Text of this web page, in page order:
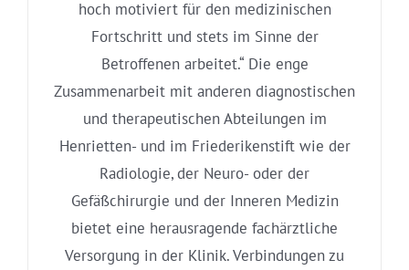
hoch motiviert für den medizinischen
Fortschritt und stets im Sinne der
Betroffenen arbeitet.“ Die enge
Zusammenarbeit mit anderen diagnostischen
und therapeutischen Abteilungen im
Henrietten- und im Friederikenstift wie der
Radiologie, der Neuro- oder der
Gefäßchirurgie und der Inneren Medizin
bietet eine herausragende fachärztliche
Versorgung in der Klinik. Verbindungen zu